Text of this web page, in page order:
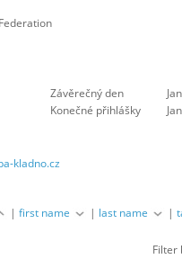
Závěrečný den
Konečné přihlášky
kladno.cz
|first name | last name |
Filter